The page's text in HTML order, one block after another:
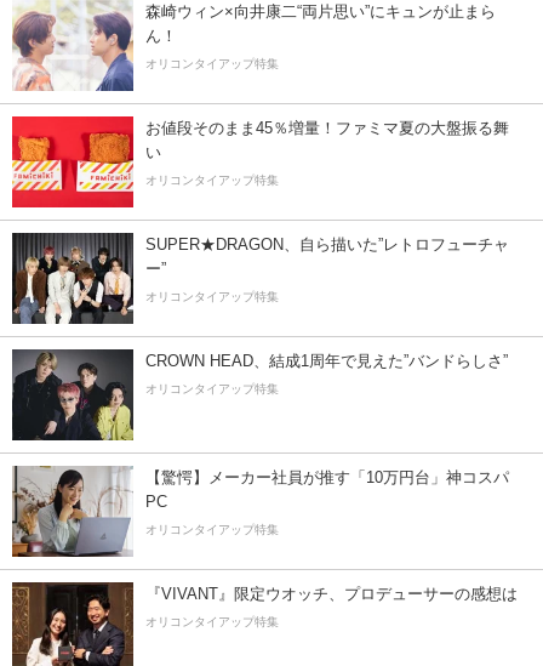
森崎ウィン×向井康二“両片思い”にキュンが止まら
ん！
オリコンタイアップ特集
お値段そのまま45％増量！ファミマ夏の大盤振る舞
い
オリコンタイアップ特集
SUPER★DRAGON、自ら描いた”レトロフューチャ
ー”
オリコンタイアップ特集
CROWN HEAD、結成1周年で見えた”バンドらしさ”
オリコンタイアップ特集
【驚愕】メーカー社員が推す「10万円台」神コスパ
PC
オリコンタイアップ特集
『VIVANT』限定ウオッチ、プロデューサーの感想は
オリコンタイアップ特集